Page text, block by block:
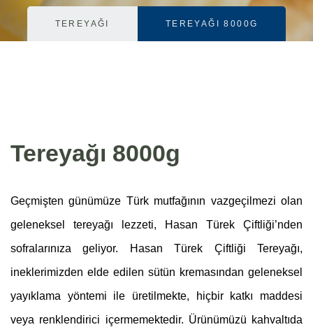
TEREYAĞI TEREYAĞI 8000G
Tereyağı 8000g
Geçmişten günümüze Türk mutfağının vazgeçilmezi olan
geleneksel tereyağı lezzeti, Hasan Türek Çiftliği’nden
sofralarınıza geliyor. Hasan Türek Çiftliği Tereyağı,
ineklerimizden elde edilen sütün kremasından geleneksel
yayıklama yöntemi ile üretilmekte, hiçbir katkı maddesi
veya renklendirici içermemektedir. Ürünümüzü kahvaltıda